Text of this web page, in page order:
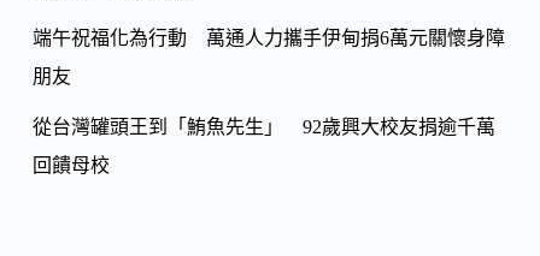
端午祝福化為行動 萬通人力攜手伊甸捐6萬元關懷身障
朋友
從台灣罐頭王到「鮪魚先生」 92歲興大校友捐逾千萬
回饋母校